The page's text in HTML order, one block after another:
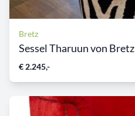
Bretz
Sessel Tharuun von Bretz
€ 2.245,-